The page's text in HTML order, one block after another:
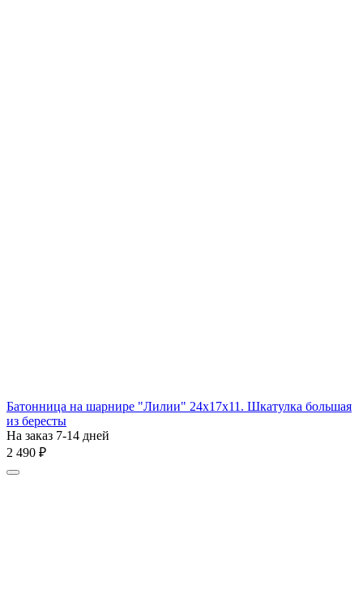
Батонница на шарнире "Лилии" 24х17х11. Шкатулка большая
из бересты
На заказ 7-14 дней
2 490 ₽